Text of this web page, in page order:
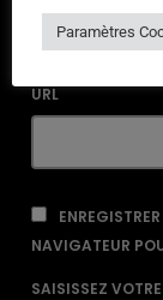
URL
NAVIGATEUR
SAISISSEZ
Paramètres